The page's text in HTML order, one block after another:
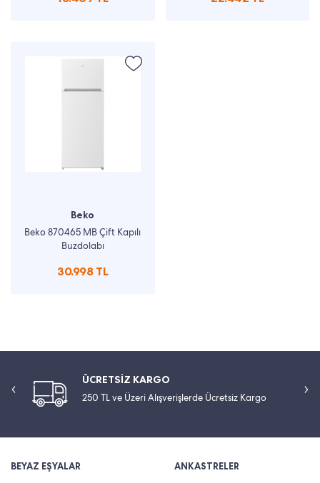
Beko
Beko 870465 MB Çift Kapılı
Buzdolabı
30.998 TL
ÜCRETSİZ KARGO
250 TL ve Üzeri Alışverişlerde Ücretsiz Kargo
BEYAZ EŞYALAR ANKASTRELER